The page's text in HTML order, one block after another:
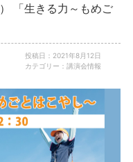
「生きる力～もめご
投稿日：2021年8月12日
カテゴリー：講演会情報